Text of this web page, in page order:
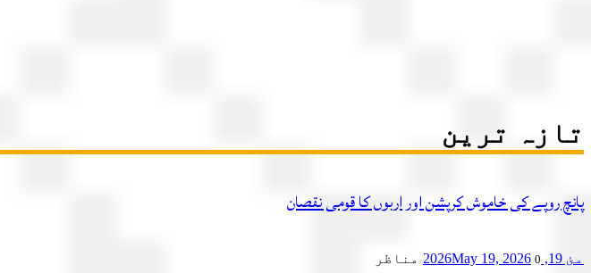
تازہ ترین
پانچ روپے کی خاموش کرپشن اور اربوں کا قومی نقصان
مئ 19, 2026 May 19, 2026 0 مناظر